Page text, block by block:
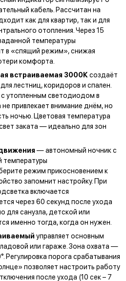
кабель. Рассчитан на
как для квартир, так и для
отопления. Через 15
температуры
в «спящий режим», снижая
комфорта.
встраиваемая 3000К создаёт
лестниц, коридоров и спален.
утопленным светодиодом в
привлекает внимание днём, но
ночью. Цветовая температура
заката — идеально для зон
— автономный ночник с
температуры
режим прикосновением к
запомнит настройку. При
включается
через 60 секунд после ухода
для санузла, детской или
именно тогда, когда он нужен.
управляет основным
или гараже. Зона охвата —
Регулировка порога срабатывания
позволяет настроить работу
после ухода (10 сек – 7